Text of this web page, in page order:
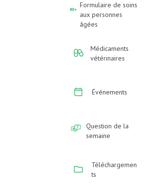
Formulaire de soins
aux personnes
âgées
Médicaments
vétérinaires
Événements
Question de la
semaine
Téléchargemen
ts